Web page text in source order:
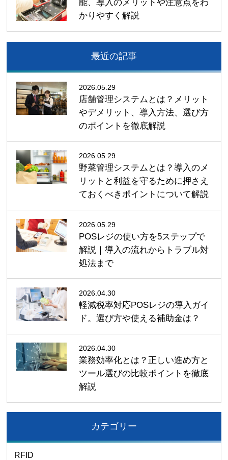
能、導入のメリットや注意点をわ
かりやすく解説
最近の記事
2026.05.29
店舗管理システムとは？メリット
やデメリット、導入方法、選び方
のポイントを徹底解説
2026.05.29
野菜管理システムとは？導入のメ
リットと利益を守るために押さえ
ておくべきポイントについて解説
2026.05.29
POSレジの使い方を5ステップで
解説｜導入の流れからトラブル対
処法まで
2026.04.30
軽減税率対応POSレジの導入ガイ
ド。選び方や使える補助金は？
2026.04.30
業務効率化とは？正しい進め方と
ツール選びの比較ポイントを徹底
解説
カテゴリー
RFID